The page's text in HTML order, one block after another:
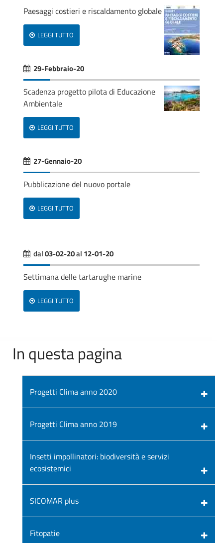
Paesaggi costieri e riscaldamento globale
LEGGI TUTTO
29-Febbraio-20
Scadenza progetto pilota di Educazione
Ambientale
LEGGI TUTTO
27-Gennaio-20
Pubblicazione del nuovo portale
LEGGI TUTTO
dal03-02-20al 12-01-20
Settimana delle tartarughe marine
LEGGI TUTTO
In questa pagina
Progetti Clima anno 2020
Progetti Clima anno 2019
Insetti impollinatori: biodiversità e servizi
ecosistemici
SICOMAR plus
Fitopatie